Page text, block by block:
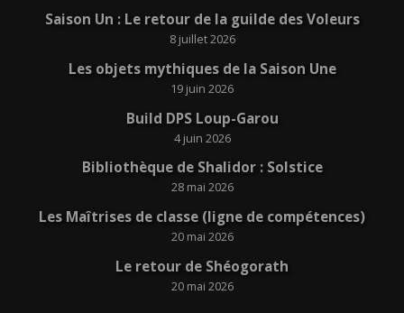
Saison Un : Le retour de la guilde des Voleurs
8 juillet 2026
Les objets mythiques de la Saison Une
19 juin 2026
Build DPS Loup-Garou
4 juin 2026
Bibliothèque de Shalidor : Solstice
28 mai 2026
Les Maîtrises de classe (ligne de compétences)
20 mai 2026
Le retour de Shéogorath
20 mai 2026